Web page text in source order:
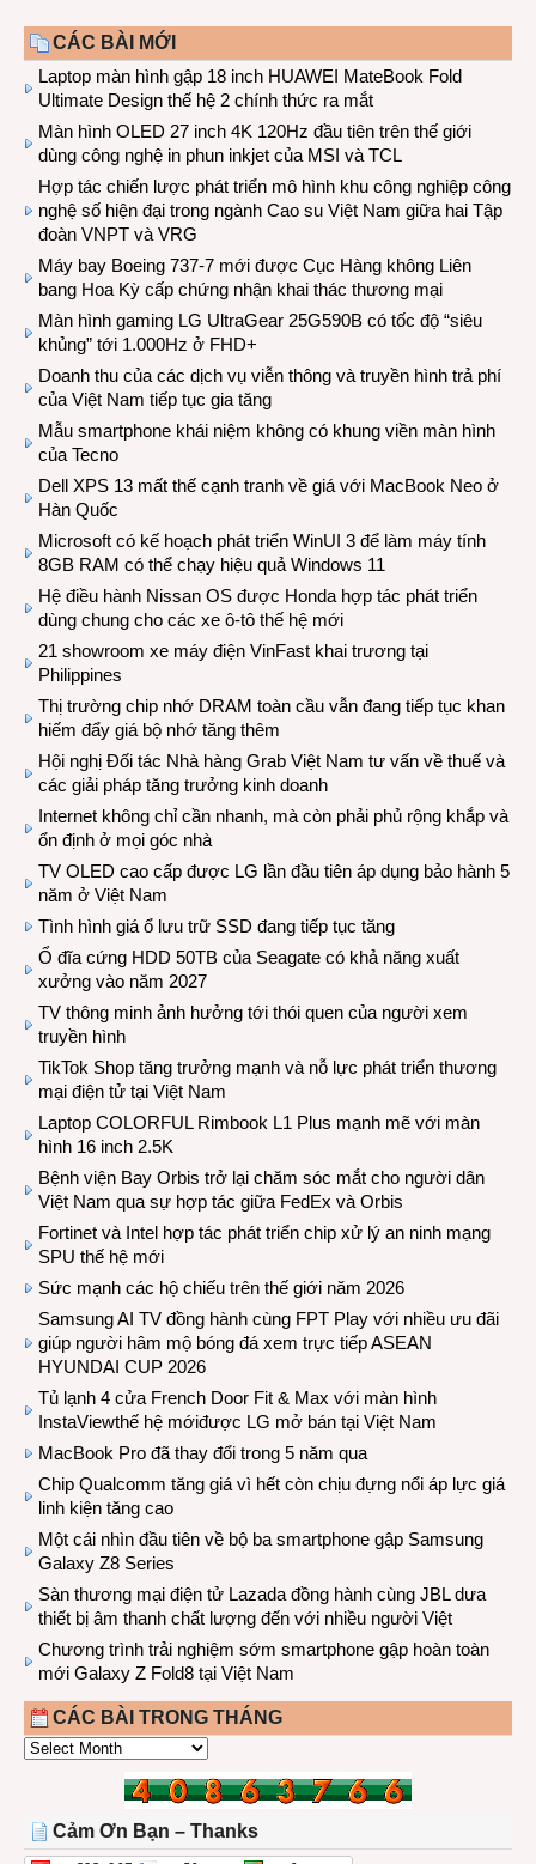
CÁC BÀI MỚI
Laptop màn hình gập 18 inch HUAWEI MateBook Fold
Ultimate Design thế hệ 2 chính thức ra mắt
Màn hình OLED 27 inch 4K 120Hz đầu tiên trên thế giới
dùng công nghệ in phun inkjet của MSI và TCL
Hợp tác chiến lược phát triển mô hình khu công nghiệp công
nghệ số hiện đại trong ngành Cao su Việt Nam giữa hai Tập
đoàn VNPT và VRG
Máy bay Boeing 737-7 mới được Cục Hàng không Liên
bang Hoa Kỳ cấp chứng nhận khai thác thương mại
Màn hình gaming LG UltraGear 25G590B có tốc độ “siêu
khủng” tới 1.000Hz ở FHD+
Doanh thu của các dịch vụ viễn thông và truyền hình trả phí
của Việt Nam tiếp tục gia tăng
Mẫu smartphone khái niệm không có khung viền màn hình
của Tecno
Dell XPS 13 mất thế cạnh tranh về giá với MacBook Neo ở
Hàn Quốc
Microsoft có kế hoạch phát triển WinUI 3 để làm máy tính
8GB RAM có thể chạy hiệu quả Windows 11
Hệ điều hành Nissan OS được Honda hợp tác phát triển
dùng chung cho các xe ô-tô thế hệ mới
21 showroom xe máy điện VinFast khai trương tại
Philippines
Thị trường chip nhớ DRAM toàn cầu vẫn đang tiếp tục khan
hiếm đẩy giá bộ nhớ tăng thêm
Hội nghị Đối tác Nhà hàng Grab Việt Nam tư vấn về thuế và
các giải pháp tăng trưởng kinh doanh
Internet không chỉ cần nhanh, mà còn phải phủ rộng khắp và
ổn định ở mọi góc nhà
TV OLED cao cấp được LG lần đầu tiên áp dụng bảo hành 5
năm ở Việt Nam
Tình hình giá ổ lưu trữ SSD đang tiếp tục tăng
Ổ đĩa cứng HDD 50TB của Seagate có khả năng xuất
xưởng vào năm 2027
TV thông minh ảnh hưởng tới thói quen của người xem
truyền hình
TikTok Shop tăng trưởng mạnh và nỗ lực phát triển thương
mại điện tử tại Việt Nam
Laptop COLORFUL Rimbook L1 Plus mạnh mẽ với màn
hình 16 inch 2.5K
Bệnh viện Bay Orbis trở lại chăm sóc mắt cho người dân
Việt Nam qua sự hợp tác giữa FedEx và Orbis
Fortinet và Intel hợp tác phát triển chip xử lý an ninh mạng
SPU thế hệ mới
Sức mạnh các hộ chiếu trên thế giới năm 2026
Samsung AI TV đồng hành cùng FPT Play với nhiều ưu đãi
giúp người hâm mộ bóng đá xem trực tiếp ASEAN
HYUNDAI CUP 2026
Tủ lạnh 4 cửa French Door Fit & Max với màn hình
InstaViewthế hệ mớiđược LG mở bán tại Việt Nam
MacBook Pro đã thay đổi trong 5 năm qua
Chip Qualcomm tăng giá vì hết còn chịu đựng nổi áp lực giá
linh kiện tăng cao
Một cái nhìn đầu tiên về bộ ba smartphone gập Samsung
Galaxy Z8 Series
Sàn thương mại điện tử Lazada đồng hành cùng JBL dưa
thiết bị âm thanh chất lượng đến với nhiều người Việt
Chương trình trải nghiệm sớm smartphone gập hoàn toàn
mới Galaxy Z Fold8 tại Việt Nam
CÁC BÀI TRONG THÁNG
CÁC
THÁNG
Cảm Ơn Bạn – Thanks